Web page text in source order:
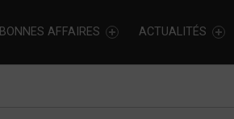
BONNES AFFAIRES ACTUALITÉS